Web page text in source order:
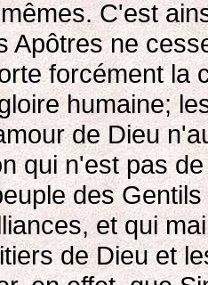
C'est
Apôtres ne
forcément la
humaine;
de Dieu
qui n'est pas
des
et qui
de Dieu et